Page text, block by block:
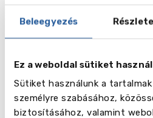
Beleegyezés
Ez a weboldal sütiket használ
Sütiket használunk a
személyre szabásához,
biztosításához, valamint
Hét